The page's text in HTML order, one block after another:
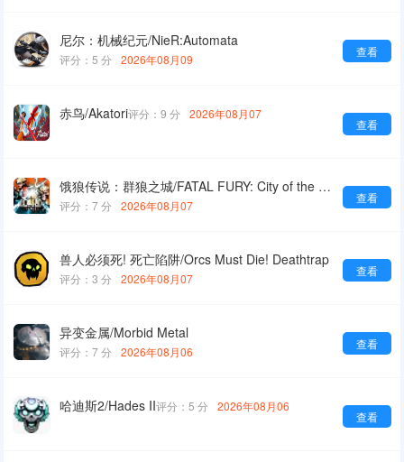
尼尔：机械纪元/NieR:Automata
查看
评分：5 分 2026年08月09
赤鸟/Akatori
查看
评分：9 分 2026年08月07
饿狼传说：群狼之城/FATAL FURY: City of the Wolves
查看
评分：7 分 2026年08月07
兽人必须死! 死亡陷阱/Orcs Must Die! Deathtrap
查看
评分：3 分 2026年08月07
异变金属/Morbid Metal
查看
评分：7 分 2026年08月06
哈迪斯2/Hades II
查看
评分：5 分 2026年08月06